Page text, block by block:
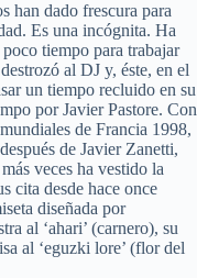
han dado frescura para
Es una incógnita. Ha
tiempo para trabajar
al DJ y, éste, en el
un tiempo recluido en su
por Javier Pastore. Con
de Francia 1998,
de Javier Zanetti,
veces ha vestido la
cita desde hace once
diseñada por
al ‘ahari’ (carnero), su
al ‘eguzki lore’ (flor del